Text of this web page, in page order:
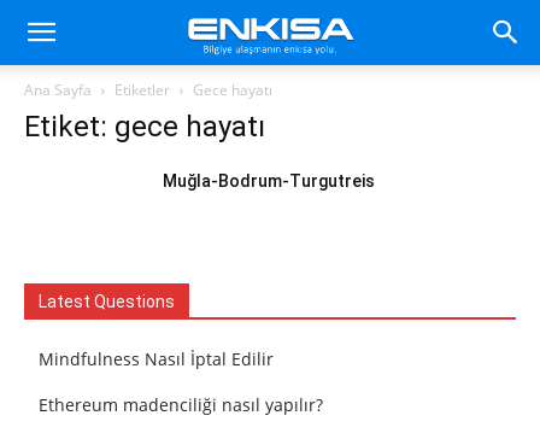
Ana Sayfa Etiketler Gece hayatı
Etiket: gece hayatı
Muğla-Bodrum-Turgutreis
Latest Questions
Mindfulness Nasıl İptal Edilir
Ethereum madenciliği nasıl yapılır?